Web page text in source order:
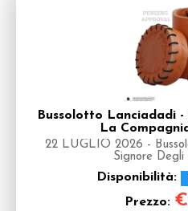
Bussolotto Lanciadadi
La
22 LUGLIO 2026 -
Signore Degli
Disponibilità:
Prezzo: €